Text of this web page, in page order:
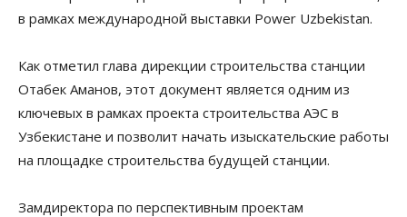
в рамках международной выставки Power Uzbekistan.
Как отметил глава дирекции строительства станции
Отабек Аманов, этот документ является одним из
ключевых в рамках проекта строительства АЭС в
Узбекистане и позволит начать изыскательские работы
на площадке строительства будущей станции.
Замдиректора по перспективным проектам